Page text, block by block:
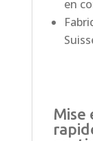
en
Mise